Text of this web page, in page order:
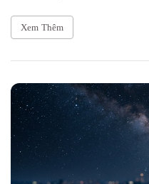
Xem Thêm